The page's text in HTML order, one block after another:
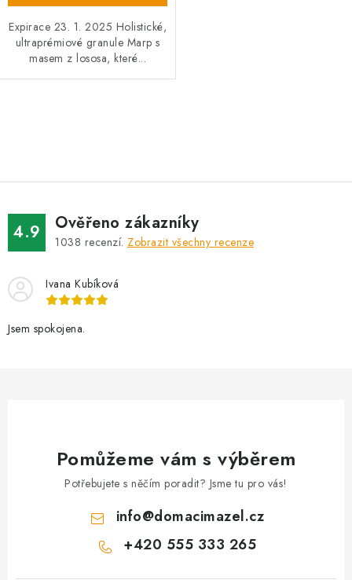
Expirace 23. 1. 2025 Holistické,
ultraprémiové granule Marp s
masem z lososa, které...
á
d
a
c
p
v
4.9 Ověřeno zákazníky
1038 recenzí. Zobrazit všechny recenze
Ivana Kubíková
Jsem spokojena.
Pomůžeme vám s výběrem
Potřebujete s něčím poradit? Jsme tu pro vás!
info@domacimazel.cz
+420 555 333 265